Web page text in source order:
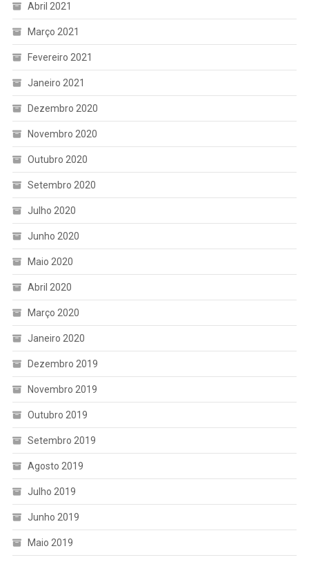
Abril 2021
Março 2021
Fevereiro 2021
Janeiro 2021
Dezembro 2020
Novembro 2020
Outubro 2020
Setembro 2020
Julho 2020
Junho 2020
Maio 2020
Abril 2020
Março 2020
Janeiro 2020
Dezembro 2019
Novembro 2019
Outubro 2019
Setembro 2019
Agosto 2019
Julho 2019
Junho 2019
Maio 2019